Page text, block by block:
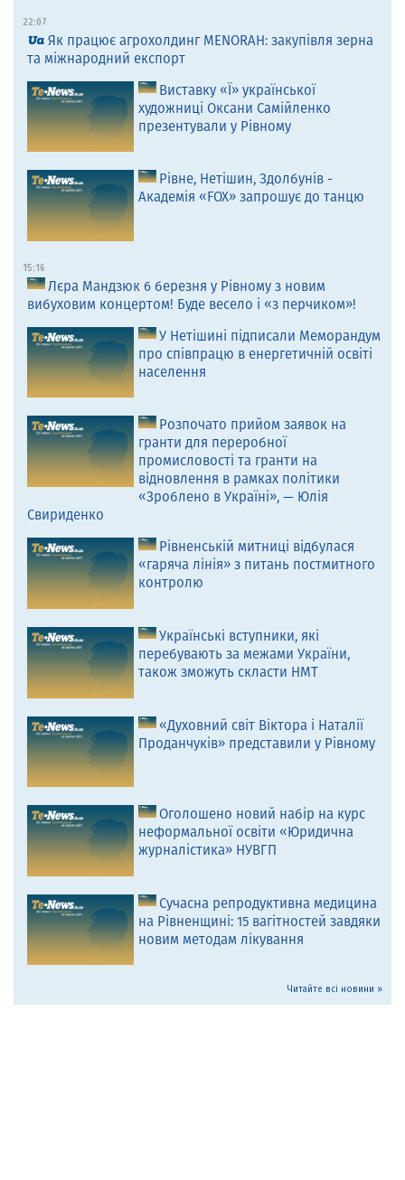
22:07
Як працює агрохолдинг MENORAH: закупівля зерна
та міжнародний експорт
Виставку «Ї» української
художниці Оксани Самійленко
презентували у Рівному
Рівне, Нетішин, Здолбунів -
Академія «FOX» запрошує до танцю
15:16
Лєра Мандзюк 6 березня у Рівному з новим
вибуховим концертом! Буде весело і «з перчиком»!
У Нетішині підписали Меморандум
про співпрацю в енергетичній освіті
населення
Розпочато прийом заявок на
гранти для переробної
промисловості та гранти на
відновлення в рамках політики
«Зроблено в Україні», — Юлія
Свириденко
Рівненській митниці відбулася
«гаряча лінія» з питань постмитного
контролю
Українські вступники, які
перебувають за межами України,
також зможуть скласти НМТ
«Духовний світ Віктора і Наталії
Проданчуків» представили у Рівному
Оголошено новий набір на курс
неформальної освіти «Юридична
журналістика» НУВГП
Сучасна репродуктивна медицина
на Рівненщині: 15 вагітностей завдяки
новим методам лікування
Читайте всі новини »